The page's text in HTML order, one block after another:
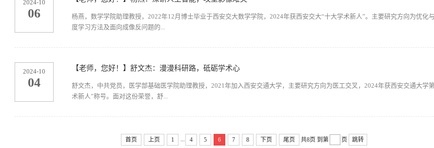
2024-10
06
杨燕，数学学院助理教授，2022年12月博士毕业于西安交大数学学院，2024年获西安交大“十大学术新人”。主要研究方向为优化
度学习方法及面向成像反问题的...
2024-10
04
【老师，您好！】舒文杰：漫漫科研路，砥砺学术心
舒文杰，中共党员，医学部基础医学院助理教授，2021年加入西安交通大学，主要研究方向为医工交叉，2024年获西安交通大学
术新人”称号。面对这份荣誉，舒...
首页 上页 1 4 5 6 7 8 下页 尾页 共8页 到第 页 跳转